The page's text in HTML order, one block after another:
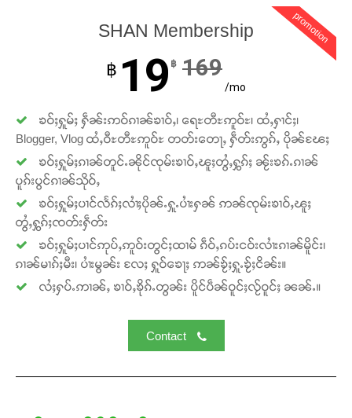
promotion
SHAN Membership
฿ 19 ฿ 169
/mo
ၶဝ်ႈႁူမ်ႈ ႁဵၼ်းဢဝ်ၵၢၼ်ၶၢဝ်ႇ၊ ရေႊတီႊဢူဝ်ႊ၊ ထႆႇႁၢင်ႈ၊
Blogger, Vlog ထႆႇဝီႊတီႊဢူဝ်ႊ တတ်းတေႃႇ ႁဵတ်းဢွၵ်ႇ ပိုၼ်ၽႄႈ
ၶဝ်ႈႁူမ်ႈၵၢၼ်တူင်ႉၼိုင်ၸုမ်းၶၢဝ်ႇၽူႈတွႆႇႁွၵ်ႈ ၼႂ်းၶၵ်ႉၵၢၼ်
ပူၵ်းပွင်ၵၢၼ်သိုဝ်ႇ
ၶဝ်ႈႁူမ်ႈပၢင်လႅၵ်ႈလၢႆႈပိုၼ်ႉႁူႉပၢႆးႁၼ် ဢၼ်ၸုမ်းၶၢဝ်ႇၽူႈ
တွႆႇႁွၵ်ႈၸတ်းႁဵတ်း
ၶဝ်ႈႁူမ်ႈပၢင်ဢုပ်ႇဢူဝ်းတွင်ႈထၢမ် ၵဵဝ်ႇၵပ်းငဝ်းလၢႆးၵၢၼ်မိူင်း၊
ၵၢၼ်မၢၵ်ႈမီး၊ ပၢႆးမွၼ်း လႄႈ ႁူဝ်ၶေႃႈ ဢၼ်ၶႂ်ႈႁူႉၶႂ်ႈငိၼ်း။
လႆႈႁပ်ႉဢၢၼ်ႇ ၶၢဝ်ႇၶိုၵ်ႉတွၼ်း ပိူင်ပဵၼ်ဝူင်ႈလႂ်ဝူင်ႈ ၼၼ်ႉ။
Contact